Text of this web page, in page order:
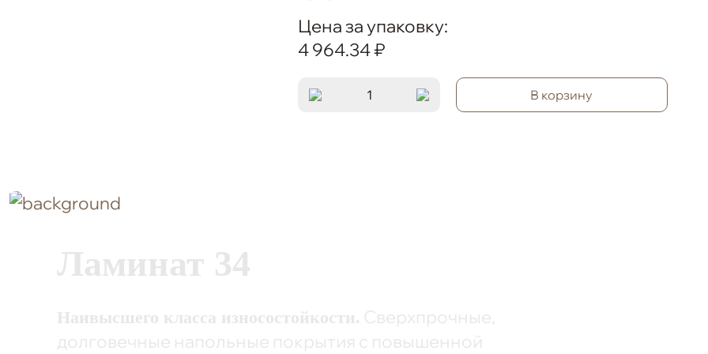
Цена за упаковку:
4 964.34 ₽
В корзину
Ламинат 34
Наивысшего класса износостойкости. Сверхпрочные,
долговечные напольные покрытия c повышенной